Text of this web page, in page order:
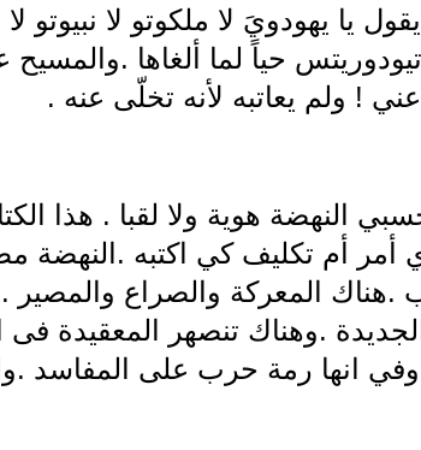
يا يهودويَ لا ملكوتو لا نبيوتو
تيودوريتس حياً لما ألغاها
! ولم يعاتبه لأنه تخلّى عنه .
النهضة هوية ولا لقبا . هذا
أم تكليف كي اكتبه .النهضة
المعركة والصراع والمصير
.وهناك تنصهر المعقيدة فى
وفي انها رمة حرب على المفاسد